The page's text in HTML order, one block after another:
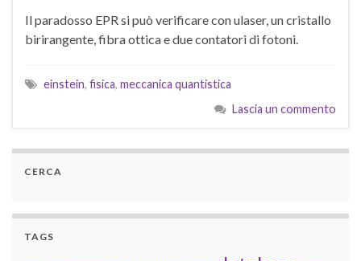
Il paradosso EPR si può verificare con ulaser, un cristallo
birirangente, fibra ottica e due contatori di fotoni.
einstein, fisica, meccanica quantistica
Lascia un commento
CERCA
TAGS